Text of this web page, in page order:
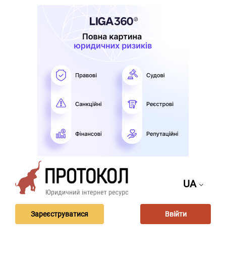
UA
Зареєструватися Ввійти